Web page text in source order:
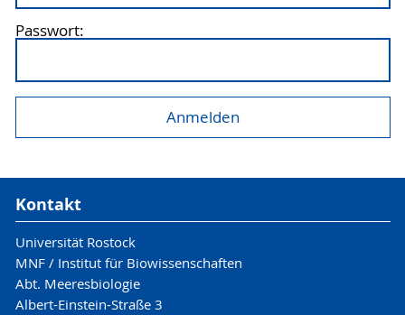
Passwort:
Kontakt
Universität Rostock
MNF / Institut für Biowissenschaften
Abt. Meeresbiologie
Albert-Einstein-Straße 3